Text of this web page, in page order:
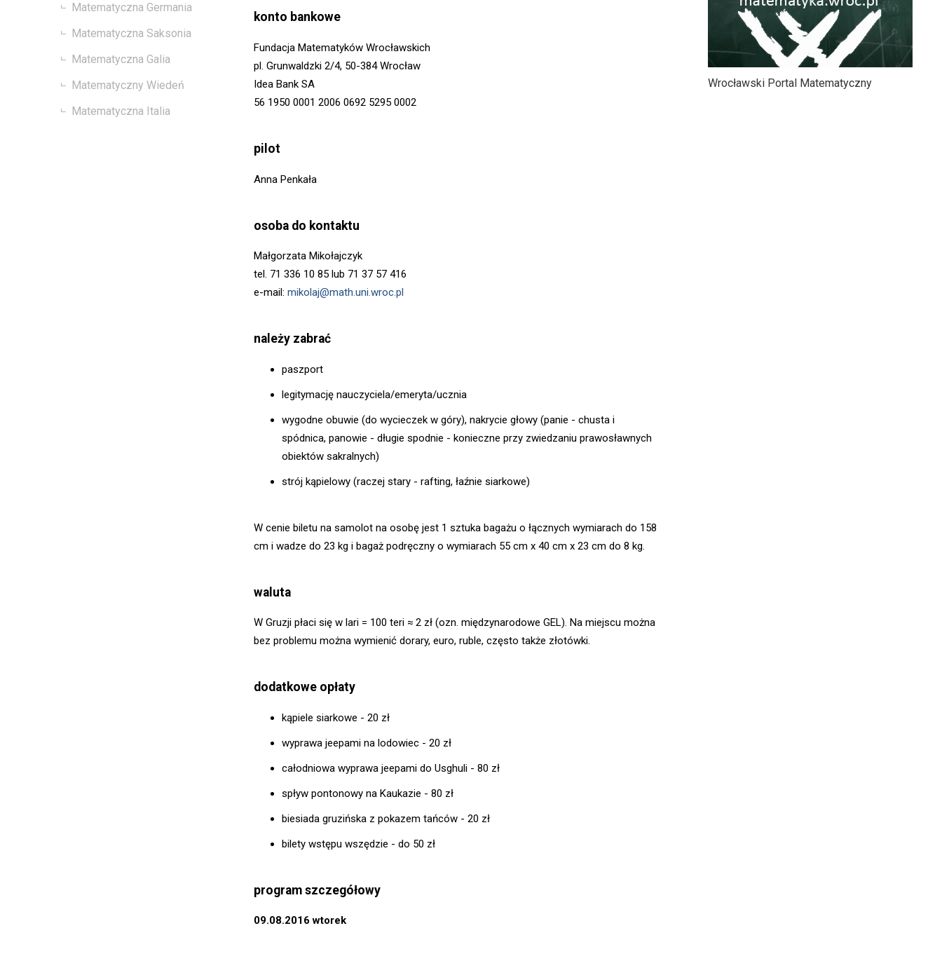
Matematyczna Germania
Matematyczna Saksonia
Matematyczna Galia
Matematyczny Wiedeń
Matematyczna Italia
konto bankowe
Fundacja Matematyków Wrocławskich
pl. Grunwaldzki 2/4, 50-384 Wrocław
Idea Bank SA
56 1950 0001 2006 0692 5295 0002
pilot
Anna Penkała
osoba do kontaktu
Małgorzata Mikołajczyk
tel. 71 336 10 85 lub 71 37 57 416
e-mail: mikolaj@math.uni.wroc.pl
należy zabrać
paszport
legitymację nauczyciela/emeryta/ucznia
wygodne obuwie (do wycieczek w góry), nakrycie głowy (panie - chusta i
spódnica, panowie - długie spodnie - konieczne przy zwiedzaniu prawosławnych
obiektów sakralnych)
strój kąpielowy (raczej stary - rafting, łaźnie siarkowe)
W cenie biletu na samolot na osobę jest 1 sztuka bagażu o łącznych wymiarach do 158
cm i wadze do 23 kg i bagaż podręczny o wymiarach 55 cm x 40 cm x 23 cm do 8 kg.
waluta
W Gruzji płaci się w lari = 100 teri ≈ 2 zł (ozn. międzynarodowe GEL). Na miejscu można
bez problemu można wymienić dorary, euro, ruble, często także złotówki.
dodatkowe opłaty
kąpiele siarkowe - 20 zł
wyprawa jeepami na lodowiec - 20 zł
całodniowa wyprawa jeepami do Usghuli - 80 zł
spływ pontonowy na Kaukazie - 80 zł
biesiada gruzińska z pokazem tańców - 20 zł
bilety wstępu wszędzie - do 50 zł
program szczegółowy
09.08.2016 wtorek
Wrocławski Portal Matematyczny